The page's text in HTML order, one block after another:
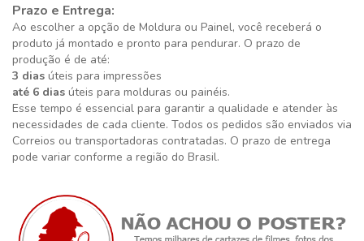
Prazo e Entrega:
Ao escolher a opção de Moldura ou Painel, você receberá o
produto já montado e pronto para pendurar. O prazo de
produção é de até:
3 dias úteis para impressões
até 6 dias úteis para molduras ou painéis.
Esse tempo é essencial para garantir a qualidade e atender às
necessidades de cada cliente. Todos os pedidos são enviados via
Correios ou transportadoras contratadas. O prazo de entrega
pode variar conforme a região do Brasil.